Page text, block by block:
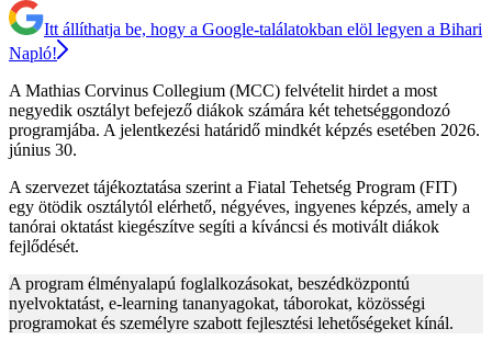
Itt állíthatja be, hogy a Google-találatokban elöl legyen a Bihari
Napló!
A Mathias Corvinus Collegium (MCC) felvételit hirdet a most
negyedik osztályt befejező diákok számára két tehetséggondozó
programjába. A jelentkezési határidő mindkét képzés esetében 2026.
június 30.
A szervezet tájékoztatása szerint a Fiatal Tehetség Program (FIT)
egy ötödik osztálytól elérhető, négyéves, ingyenes képzés, amely a
tanórai oktatást kiegészítve segíti a kíváncsi és motivált diákok
fejlődését.
A program élményalapú foglalkozásokat, beszédközpontú
nyelvoktatást, e-learning tananyagokat, táborokat, közösségi
programokat és személyre szabott fejlesztési lehetőségeket kínál.